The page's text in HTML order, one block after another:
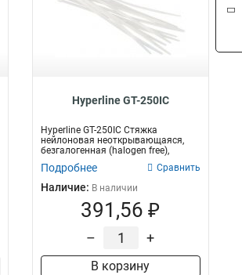
Hyperline GT-250IC
Hyperline GT-250IC Стяжка
нейлоновая неоткрывающаяся,
безгалогенная (halogen free),
250x3.6мм,...
Подробнее Сравнить
Наличие: В наличии
391,56 ₽
– +
В корзину